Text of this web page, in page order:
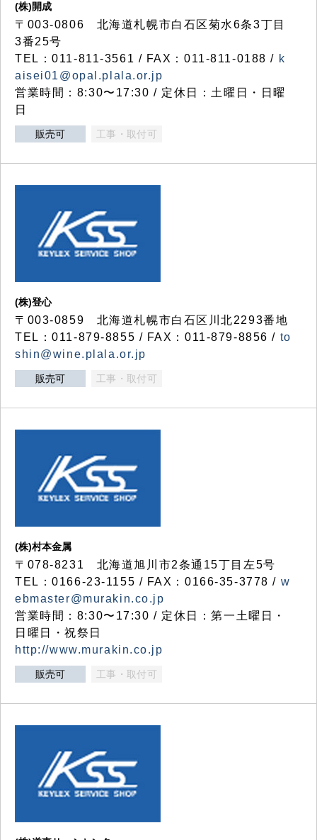
(株)開成
〒003-0806 北海道札幌市白石区菊水6条3丁目
3番25号
TEL：011-811-3561 / FAX：011-811-0188 / k
aisei01@opal.plala.or.jp
営業時間：8:30〜17:30 / 定休日：土曜日・日曜
日
販売可 工事・取付可
(株)登心
〒003-0859 北海道札幌市白石区川北2293番地
TEL：011-879-8855 / FAX：011-879-8856 / to
shin@wine.plala.or.jp
販売可 工事・取付可
(株)村本金属
〒078-8231 北海道旭川市2条通15丁目左5号
TEL：0166-23-1155 / FAX：0166-35-3778 / w
ebmaster@murakin.co.jp
営業時間：8:30〜17:30 / 定休日：第一土曜日・
日曜日・祝祭日
http://www.murakin.co.jp
販売可 工事・取付可